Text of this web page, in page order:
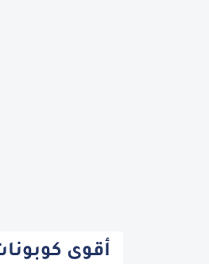
أقوى